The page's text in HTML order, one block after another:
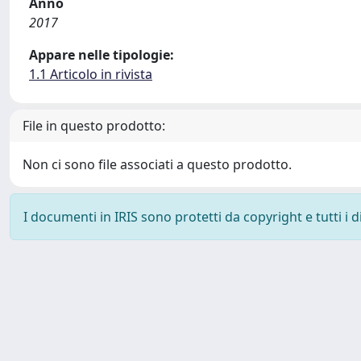
2017
Appare nelle tipologie:
1.1 Articolo in rivista
File in questo prodotto:
Non ci sono file associati a questo prodotto.
I documenti in IRIS sono protetti da copyright e tutti i